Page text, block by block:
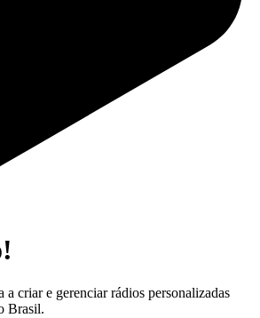
criar e gerenciar rádios personalizadas
Brasil.